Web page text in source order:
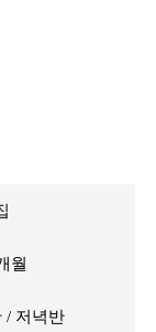
월
/ 저녁반